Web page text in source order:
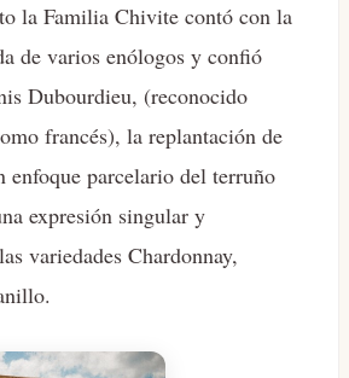
la Familia Chivite contó con la
de varios enólogos y confió
Dubourdieu, (reconocido
francés), la replantación de
enfoque parcelario del terruño
expresión singular y
variedades Chardonnay,